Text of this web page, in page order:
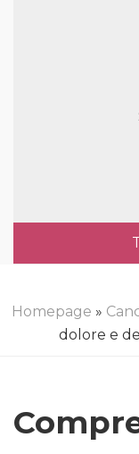
Homepage »
dolore e